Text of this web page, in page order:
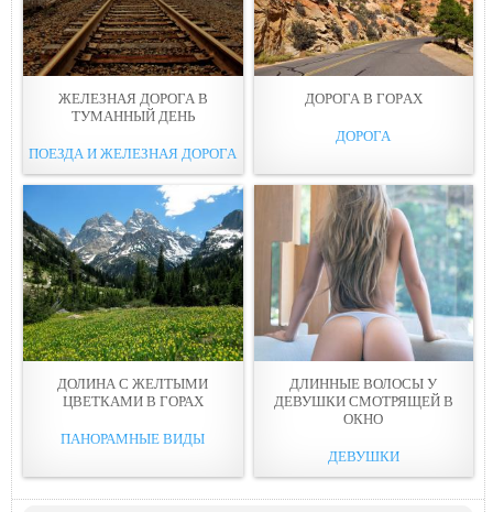
ЖЕЛЕЗНАЯ ДОРОГА В
ТУМАННЫЙ ДEНЬ
ПОЕЗДА И ЖЕЛЕЗНАЯ ДОРОГА
ДОРOГА В ГOPАХ
ДОРОГА
ДОЛИНА С ЖЕЛТЫМИ
ЦВЕТКАМИ В ГОРАХ
ПАНОРАМНЫЕ ВИДЫ
ДЛИННЫЕ ВОЛОСЫ У
ДЕВУШКИ СМОТРЯЩЕЙ В
ОКНO
ДЕВУШКИ